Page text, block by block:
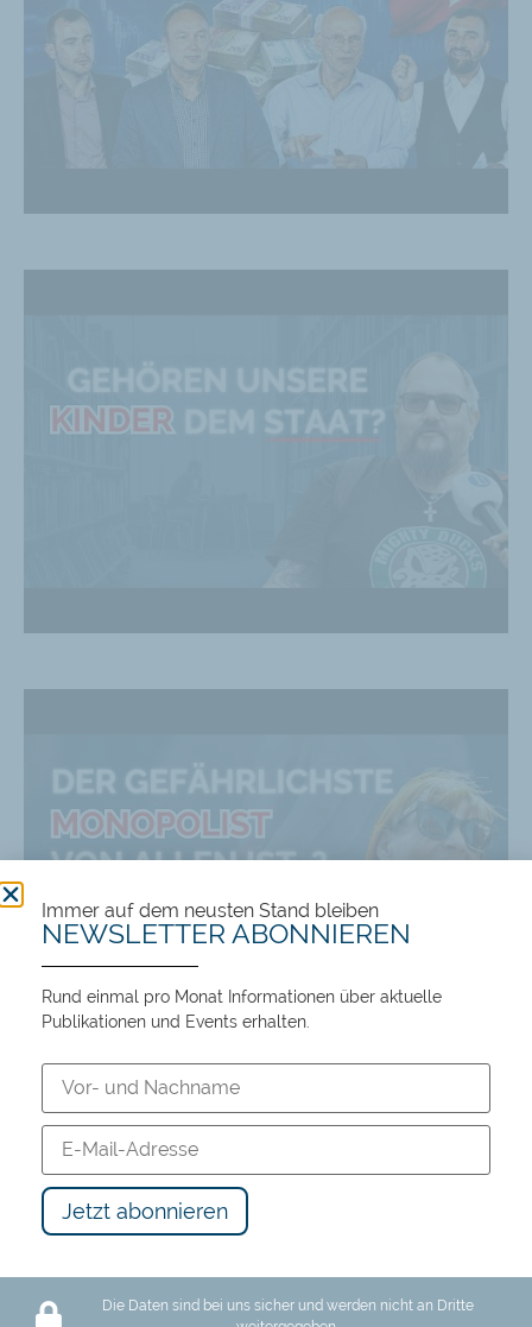
EVENTS Alle Events
Immer auf dem neusten Stand bleiben
NEWSLETTER ABONNIEREN
Rund einmal pro Monat Informationen über aktuelle
Publikationen und Events erhalten.
Die Daten sind bei uns sicher und werden nicht an Dritte